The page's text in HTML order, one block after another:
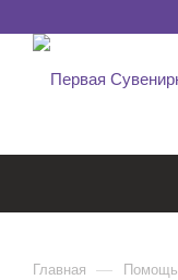
Главная — Помощь